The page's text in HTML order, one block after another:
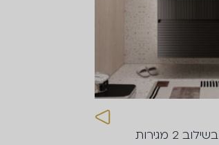
הסט כולל: ארון תלוי בשילוב 2 מגירות